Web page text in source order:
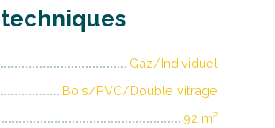
techniques
Gaz/Individuel
Bois/PVC/Double vitrage
92 m²